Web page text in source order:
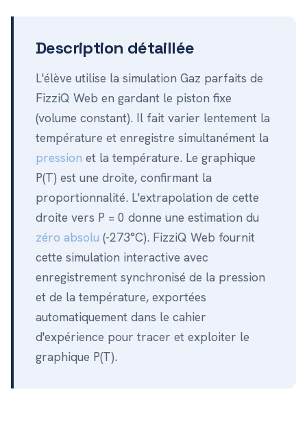
Description détaillée
L'élève utilise la simulation Gaz parfaits de
FizziQ Web en gardant le piston fixe
(volume constant). Il fait varier lentement la
température et enregistre simultanément la
pression et la température. Le graphique
P(T) est une droite, confirmant la
proportionnalité. L'extrapolation de cette
droite vers P = 0 donne une estimation du
zéro absolu (-273°C). FizziQ Web fournit
cette simulation interactive avec
enregistrement synchronisé de la pression
et de la température, exportées
automatiquement dans le cahier
d'expérience pour tracer et exploiter le
graphique P(T).